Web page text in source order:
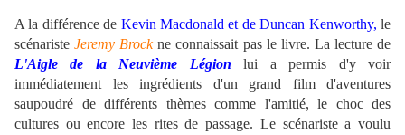
A la différence de Kevin Macdonald et de Duncan Kenworthy, le
scénaristeJeremy Brockne connaissait pas le livre. La lecture de
L'Aigle de la Neuvième Légion lui a permis d'y voir
immédiatement les ingrédients d'un grand film d'aventures
saupoudré de différents thèmes comme l'amitié, le choc des
cultures ou encore les rites de passage. Le scénariste a voulu